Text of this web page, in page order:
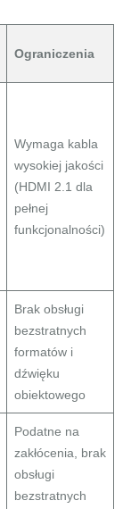
Ograniczenia
Wymaga kabla
wysokiej jakości
(HDMI 2.1 dla
pełnej
funkcjonalności)
Brak obsługi
bezstratnych
formatów i
dźwięku
obiektowego
Podatne na
zakłócenia, brak
obsługi
bezstratnych